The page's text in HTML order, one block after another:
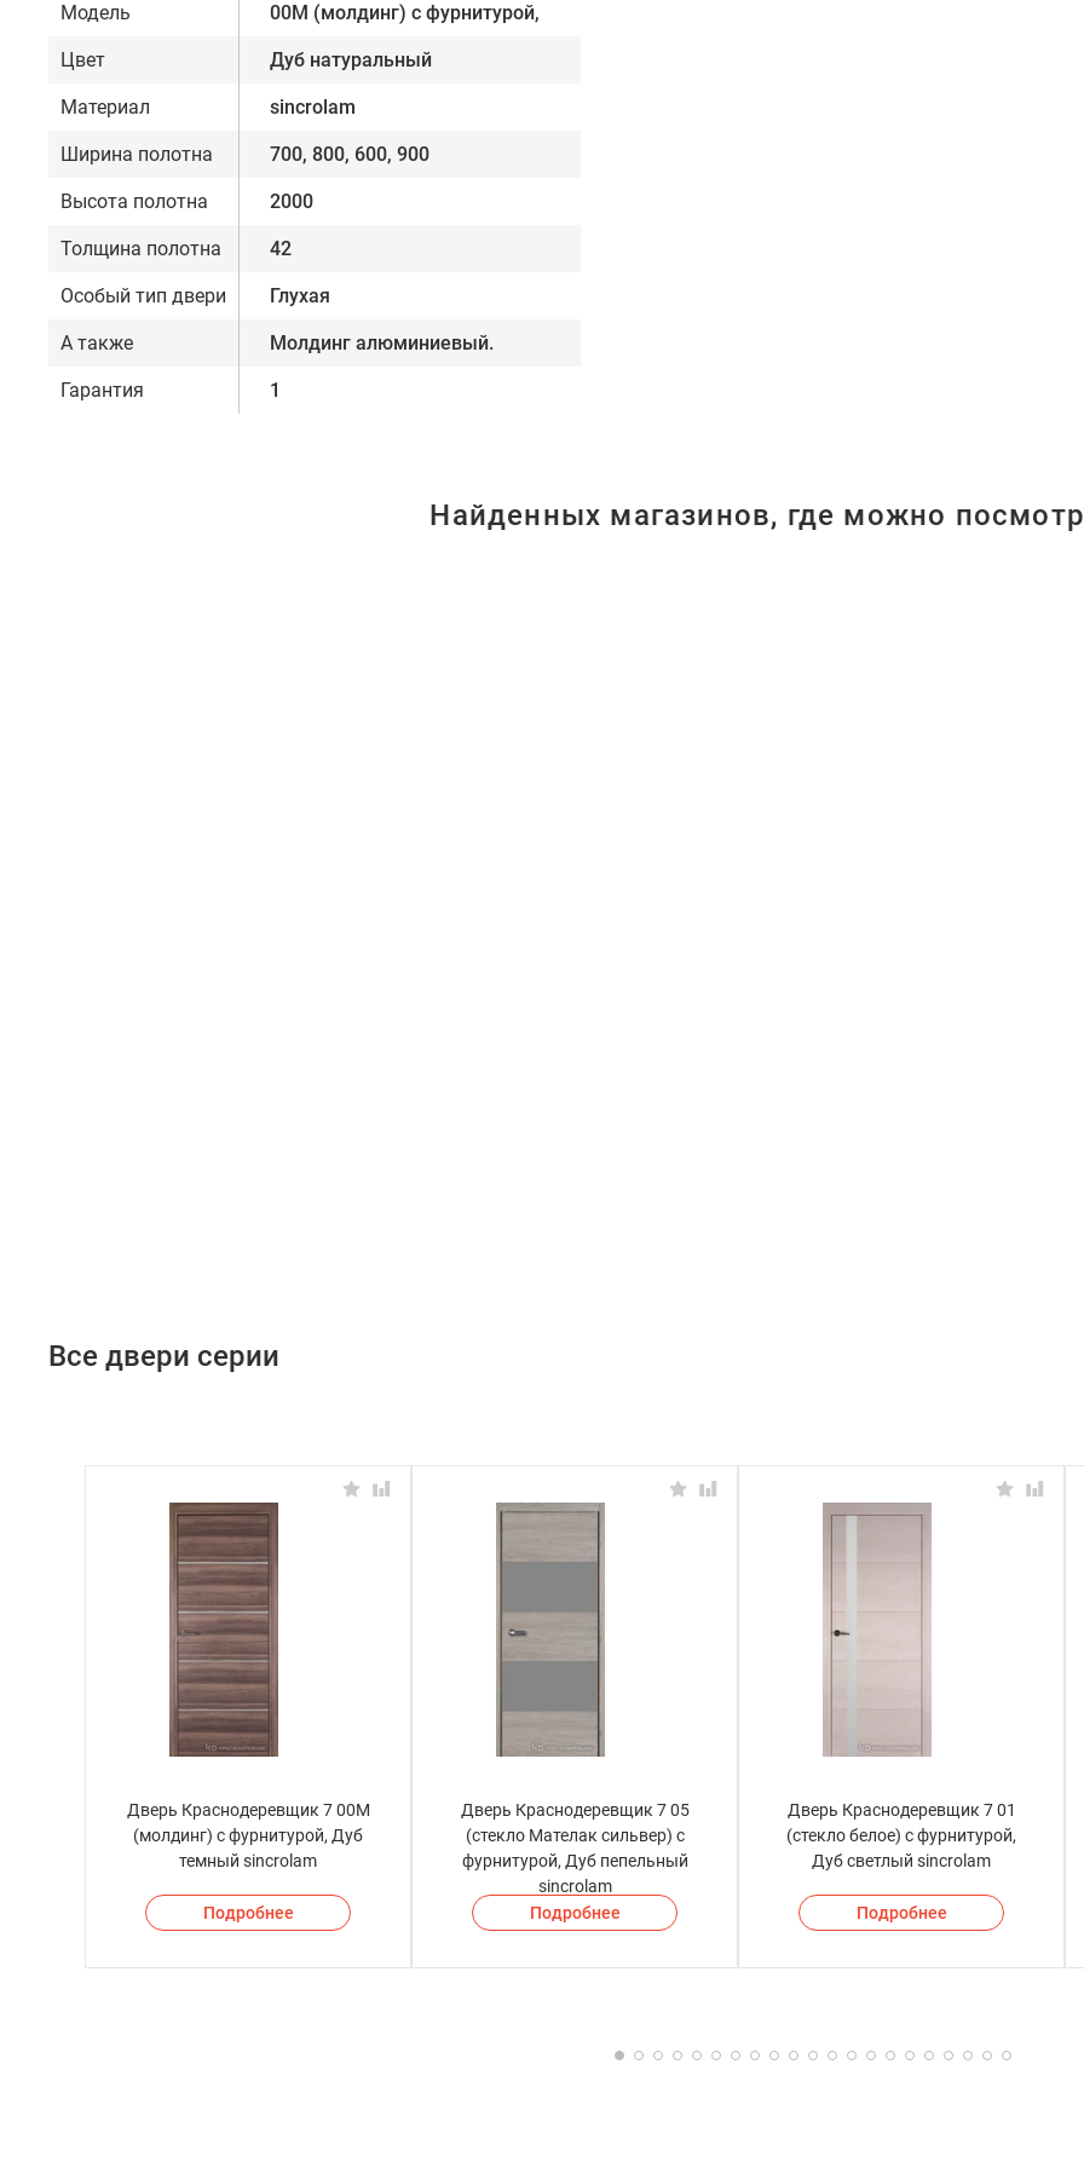
Модель 00М (молдинг) с фурнитурой,
Цвет Дуб натуральный
Материал sincrolam
Ширина полотна 700, 800, 600, 900
Высота полотна 2000
Толщина полотна 42
Особый тип двери Глухая
А также Молдинг алюминиевый.
Гарантия 1
Найденных магазинов, где можно
Все двери серии
Дверь Краснодеревщик 7 00М
(молдинг) с фурнитурой, Дуб
темный sincrolam
Подробнее
Дверь Краснодеревщик 7 05
(стекло Мателак сильвер) с
фурнитурой, Дуб пепельный
sincrolam
Подробнее
Дверь Краснодеревщик 7 01
(стекло белое) с фурнитурой,
Дуб светлый sincrolam
Подробнее